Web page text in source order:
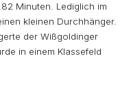
Minuten. Lediglich im
kleinen Durchhänger.
der Wißgoldinger
in einem Klassefeld